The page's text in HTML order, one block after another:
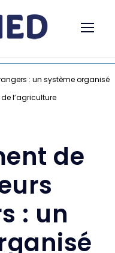
: un système organisé
l’agriculture
de
: un